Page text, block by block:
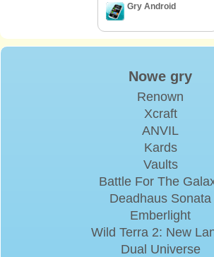
Gry Android
Nowe gry
Renown
Xcraft
ANVIL
Kards
Vaults
Battle For The
Deadhaus Sonata
Emberlight
Wild Terra 2: New
Dual Universe